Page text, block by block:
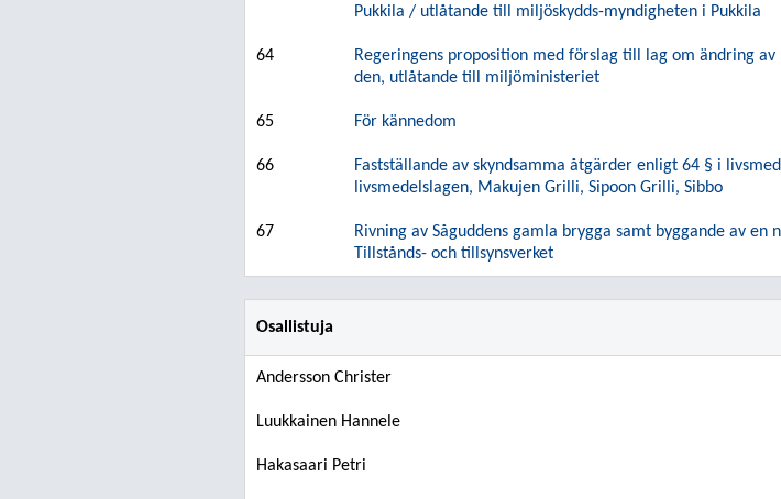
Pukkila / utlåtande till miljöskydds-myndigheten i Pukkila
64
Regeringens proposition med förslag till lag om ändring
den, utlåtande till miljöministeriet
65 För kännedom
66
Fastställande av skyndsamma åtgärder enligt 64 § i
livsmedelslagen, Makujen Grilli, Sipoon Grilli, Sibbo
67
Rivning av Såguddens gamla brygga samt byggande av
Tillstånds- och tillsynsverket
Osallistuja
Andersson Christer
Luukkainen Hannele
Hakasaari Petri